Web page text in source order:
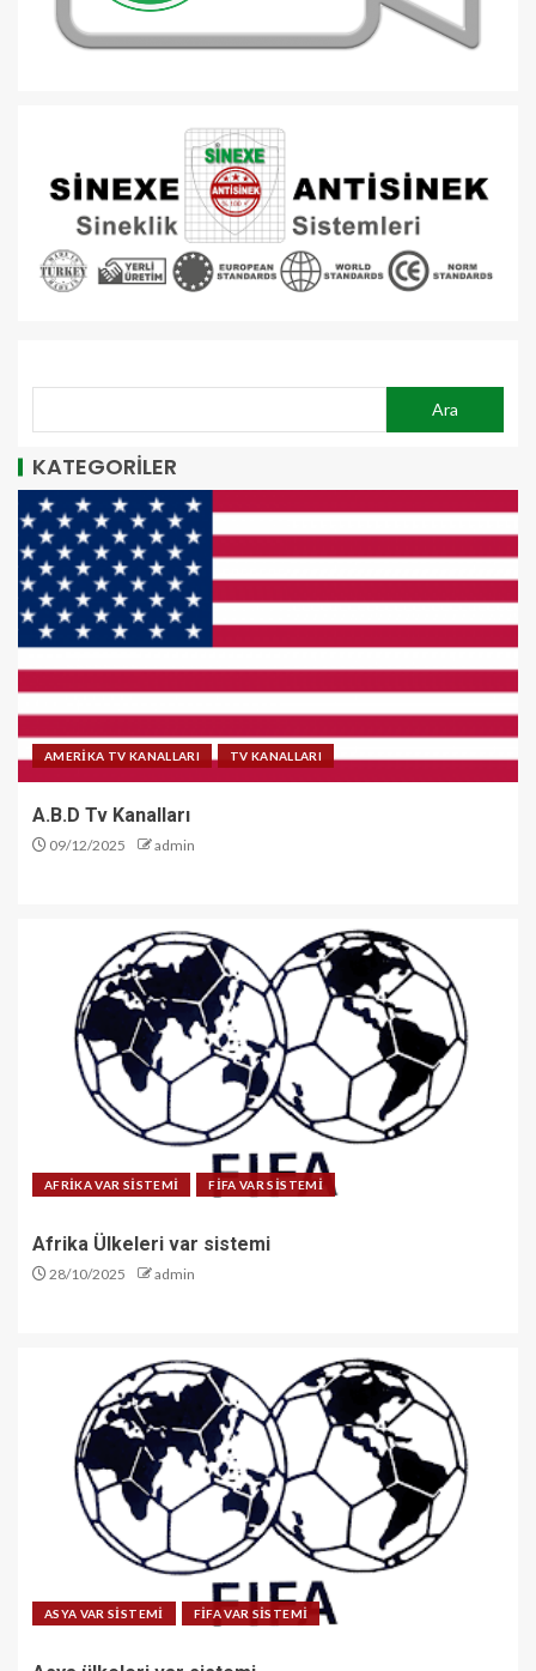
Ara
KATEGORİLER
AMERİKA TV KANALLARI TV KANALLARI
A.B.D Tv Kanalları
09/12/2025 admin
AFRİKA VAR SİSTEMİ FİFA VAR SİSTEMİ
Afrika Ülkeleri var sistemi
28/10/2025 admin
ASYA VAR SİSTEMİ FİFA VAR SİSTEMİ